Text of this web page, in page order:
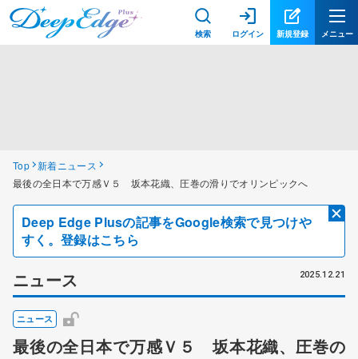
検索 ログイン 新規登録 メニュー
Top 新着ニュース
最後の全日本で万感Ｖ５ 坂本花織、圧巻の滑りでオリンピックへ
Deep Edge Plusの記事をGoogle検索で見つけや
すく。登録はこちら
ニュース 2025.12.21
ニュース
最後の全日本で万感Ｖ５ 坂本花織、圧巻の